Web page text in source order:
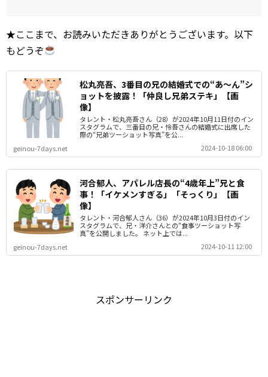
★ここまで、お読みいただきありがとうございます。以下
もどうぞ
松丸亮吾、3番目の兄の結婚式での“あ～ん”シ
ョットを披露！「仲良し兄弟ステキ」【画
像】
タレント・松丸亮吾さん（28）が2024年10月11日付のイン
スタグラムで、三番目の兄・怜吾さんの結婚式に出席した
際の“兄弟ツーショット写真”を公...
geinou-7days.net
2024-10-18 06:00
河合郁人、アパレル店長の“4歳年上”兄と食
事！「イケメンすぎる」「そっくり」【画
像】
タレント・河合郁人さん（36）が2024年10月3日付のイン
スタグラムで、兄・洋介さんとの“食事ツーショット写
真”を公開しました。 ネット上では...
geinou-7days.net
2024-10-11 12:00
スポンサーリンク